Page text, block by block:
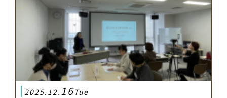
2025.12. 16Tue